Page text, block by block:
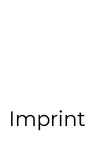
Imprint